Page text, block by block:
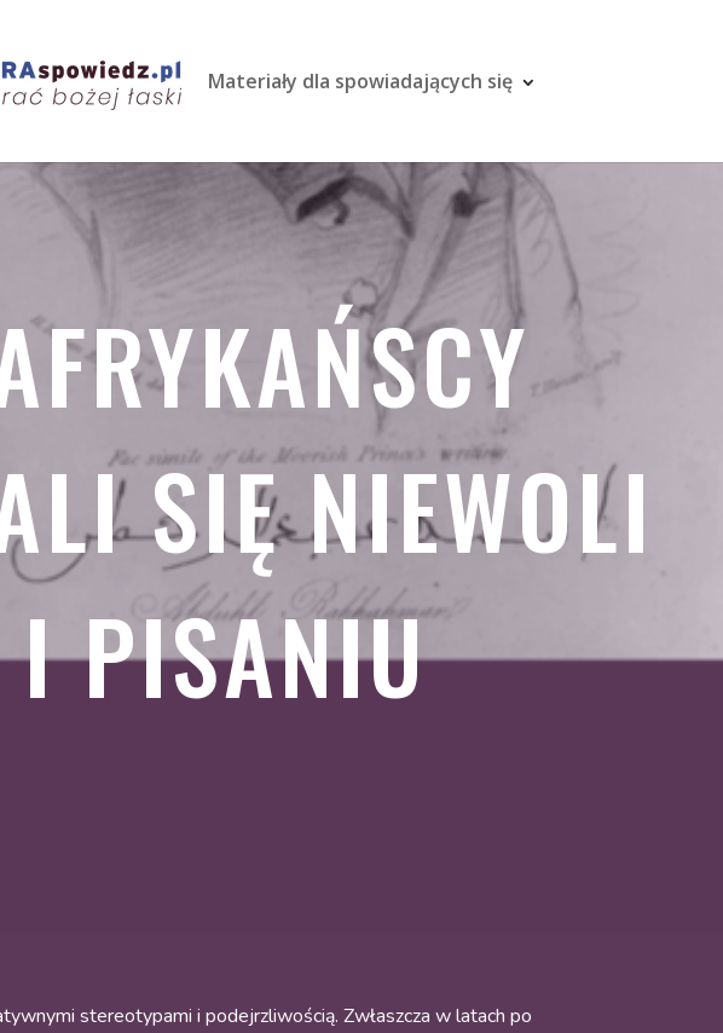
Materiały dla spowiadających się
SIĘ NIEWOLI
I PISANIU
stereotypami i podejrzliwością. Zwłaszcza w latach po